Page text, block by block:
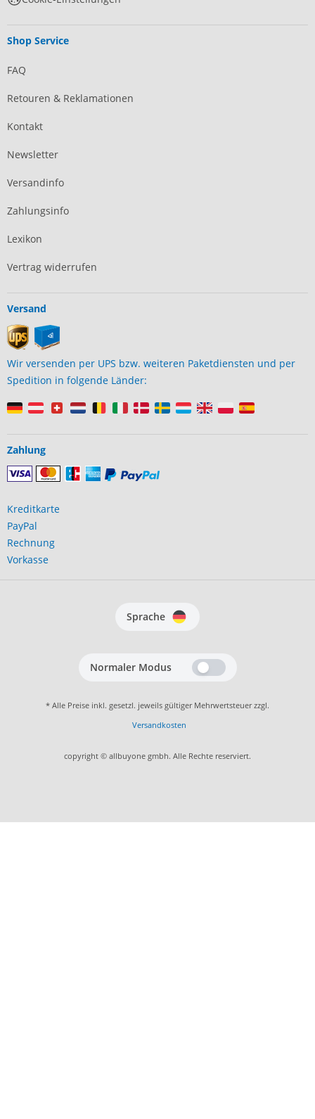
Shop Service
FAQ
Retouren & Reklamationen
Kontakt
Newsletter
Versandinfo
Zahlungsinfo
Lexikon
Vertrag widerrufen
Versand
Wir versenden per UPS bzw. weiteren Paketdiensten und per
Spedition in folgende Länder:
Zahlung
Kreditkarte
PayPal
Rechnung
Vorkasse
Sprache
Normaler Modus
* Alle Preise inkl. gesetzl. jeweils gültiger Mehrwertsteuer zzgl.
Versandkosten
copyright © allbuyone gmbh. Alle Rechte reserviert.